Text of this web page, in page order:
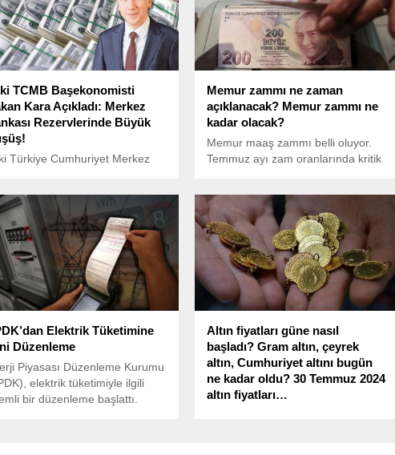
TCMB Başekonomisti
Kara Açıkladı: Merkez
Rezervlerinde Büyük
Türkiye Cumhuriyet Merkez
yaptığı açıklama ile
Merkez Bankası
ciddi düşüşe dikkat
Memur zammı ne zaman
açıklanacak? Memur zammı ne
kadar olacak?
Memur maaş zammı belli oluyor.
Temmuz ayı zam oranlarında kritik
açıklanacağı merak ediliyor. Peki,
Memur zammı ne zaman
açıklanacak? Memur zammı ne
kadar olacak?
Elektrik Tüketimine
Düzenleme
Piyasası Düzenleme Kurumu
elektrik tüketimiyle ilgili
bir düzenleme başlattı.
Altın fiyatları güne nasıl
başladı? Gram altın, çeyrek
altın, Cumhuriyet altını bugün
ne kadar oldu? 30 Temmuz 2024
altın fiyatları…